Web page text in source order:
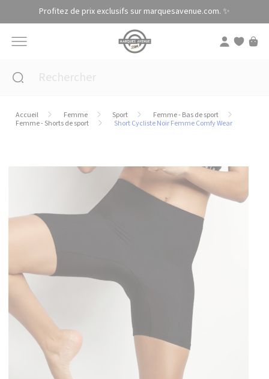
Profitez de prix exclusifs sur marquesavenue.com. ✨
Accueil Femme Sport
Femme - Bas de sport
Femme - Shorts de sport
Short Cycliste Noir Femme Comfy Wear
Panneau de gestion des cookies